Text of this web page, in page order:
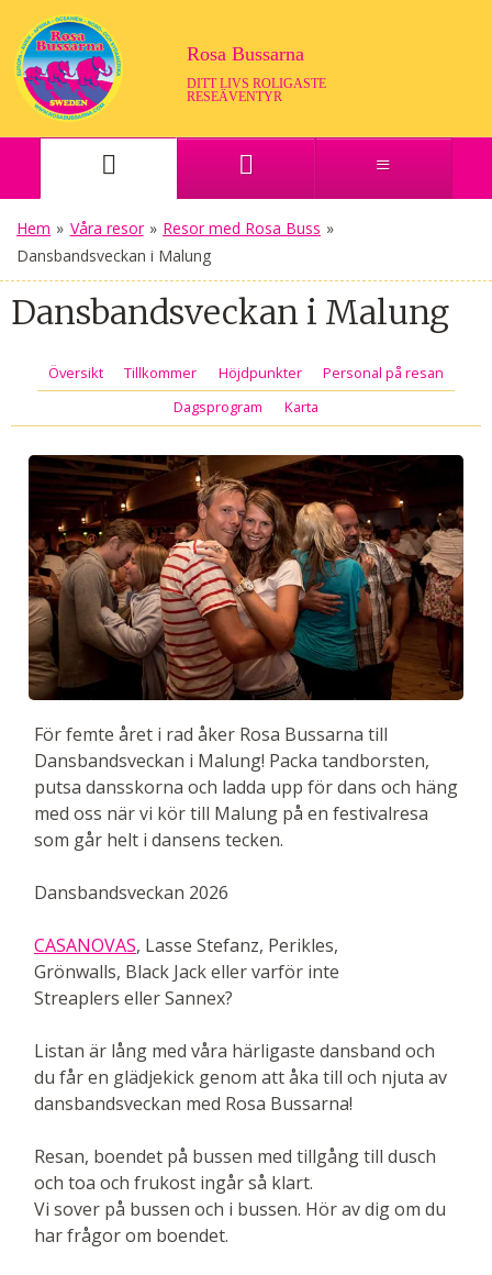
Rosa Bussarna
DITT LIVS ROLIGASTE
RESEÄVENTYR
Hem » Våra resor » Resor med Rosa Buss »
Dansbandsveckan i Malung
Dansbandsveckan i Malung
Översikt Tillkommer Höjdpunkter
Personal på resan
Dagsprogram
Karta
För femte året i rad åker Rosa Bussarna till
Dansbandsveckan i Malung! Packa tandborsten,
putsa dansskorna och ladda upp för dans och häng
med oss när vi kör till Malung på en festivalresa
som går helt i dansens tecken.
Dansbandsveckan 2026
CASANOVAS, Lasse Stefanz, Perikles,
Grönwalls, Black Jack eller varför inte
Streaplers eller Sannex?
Listan är lång med våra härligaste dansband och
du får en glädjekick genom att åka till och njuta av
dansbandsveckan med Rosa Bussarna!
Resan, boendet på bussen med tillgång till dusch
och toa och frukost ingår så klart.
Vi sover på bussen och i bussen. Hör av dig om du
har frågor om boendet.